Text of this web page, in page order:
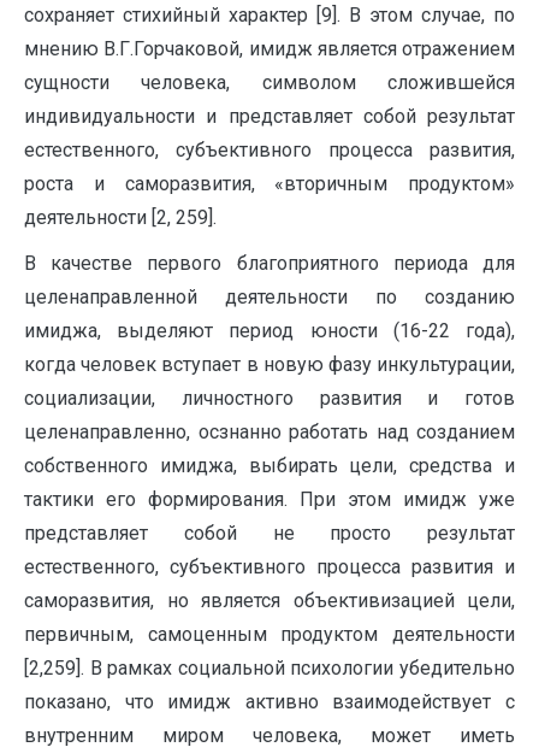
сохраняет стихийный характер [9]. В этом случае, по
мнению В.Г.Горчаковой, имидж является отражением
сущности человека, символом сложившейся
индивидуальности и представляет собой результат
естественного, субъективного процесса развития,
роста и саморазвития, «вторичным продуктом»
деятельности [2, 259].
В качестве первого благоприятного периода для
целенаправленной деятельности по созданию
имиджа, выделяют период юности (16-22 года),
когда человек вступает в новую фазу инкультурации,
социализации, личностного развития и готов
целенаправленно, осзнанно работать над созданием
собственного имиджа, выбирать цели, средства и
тактики его формирования. При этом имидж уже
представляет собой не просто результат
естественного, субъективного процесса развития и
саморазвития, но является объективизацией цели,
первичным, самоценным продуктом деятельности
[2,259]. В рамках социальной психологии убедительно
показано, что имидж активно взаи­модействует с
внутрен­ним миром человека, может иметь